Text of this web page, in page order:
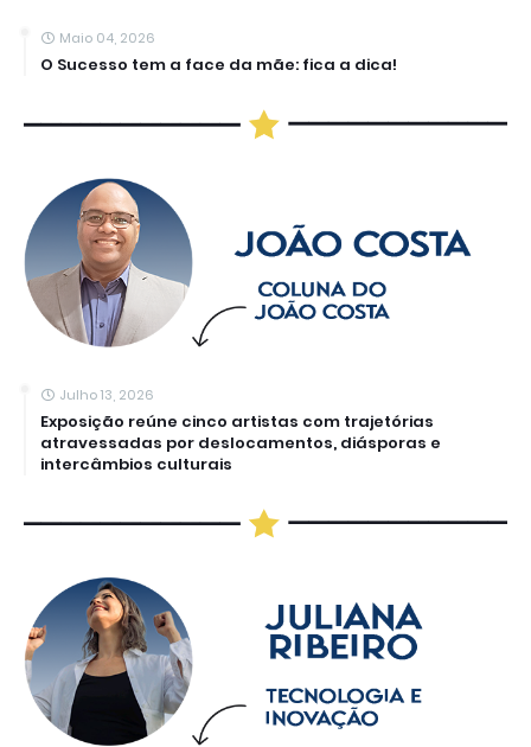
Maio 04, 2026
O Sucesso tem a face da mãe: fica a dica!
Julho 13, 2026
Exposição reúne cinco artistas com trajetórias
atravessadas por deslocamentos, diásporas e
intercâmbios culturais